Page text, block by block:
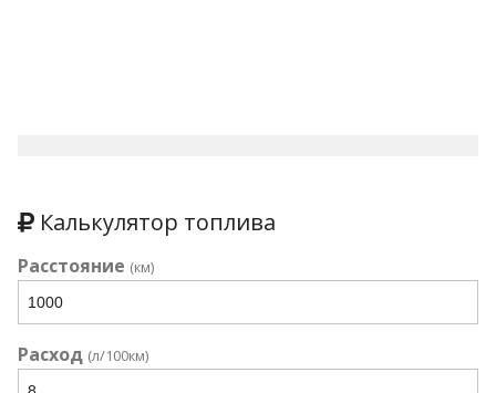
Калькулятор топлива
Расстояние (км)
Расход (л/100км)